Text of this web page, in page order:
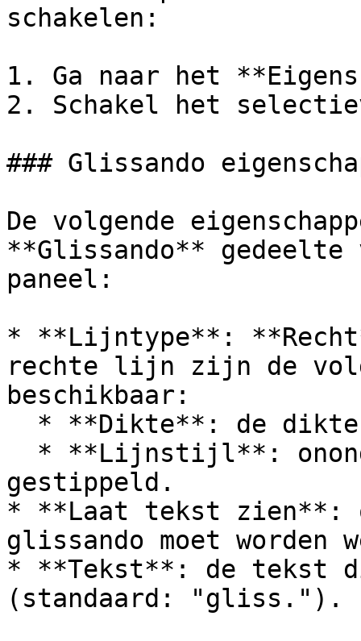
schakelen:
1. Ga naar het
2. Schakel het
### Glissando
De volgende
**Glissando** gedeelte
paneel:
* **Lijntype**:
rechte lijn zijn de
beschikbaar:
gestippeld.
* **Laat tekst zien**:
glissando moet worden
* **Tekst**: de tekst
(standaard: "gliss.").